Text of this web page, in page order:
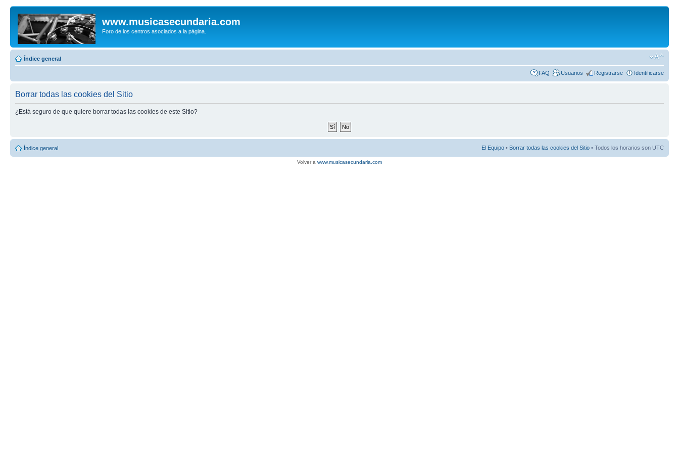
www.musicasecundaria.com
Foro de los centros asociados a la página.
Índice general
FAQ Usuarios Registrarse Identificarse
Borrar todas las cookies del Sitio
¿Está seguro de que quiere borrar todas las cookies de este Sitio?
Índice general El Equipo • Borrar todas las cookies del Sitio • Todos los horarios son UTC
Volver a www.musicasecundaria.com